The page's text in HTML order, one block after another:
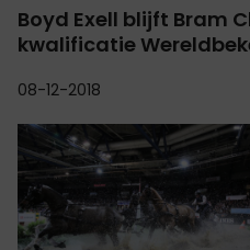
Boyd Exell blijft Bram
kwalificatie
08-12-2018